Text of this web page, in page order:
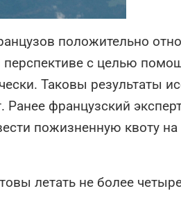
положительно
перспективе с целью
Таковы результаты
французский
пожизненную квоту
летать не более